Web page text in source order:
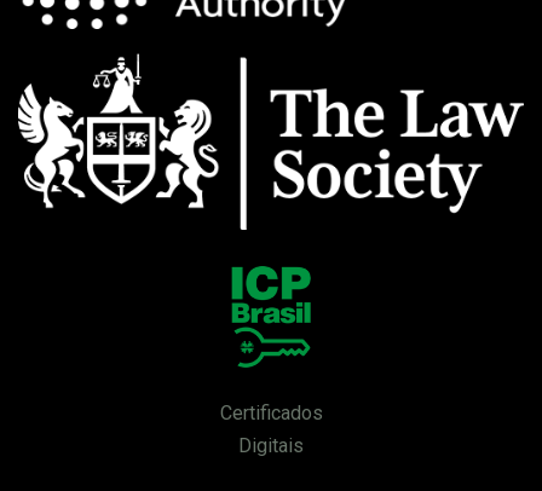
Certificados
Digitais